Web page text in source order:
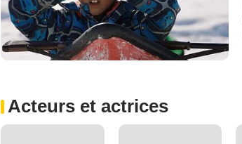
Acteurs et actrices